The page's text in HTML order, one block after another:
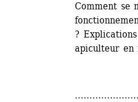
Comment se
?
apiculteur en